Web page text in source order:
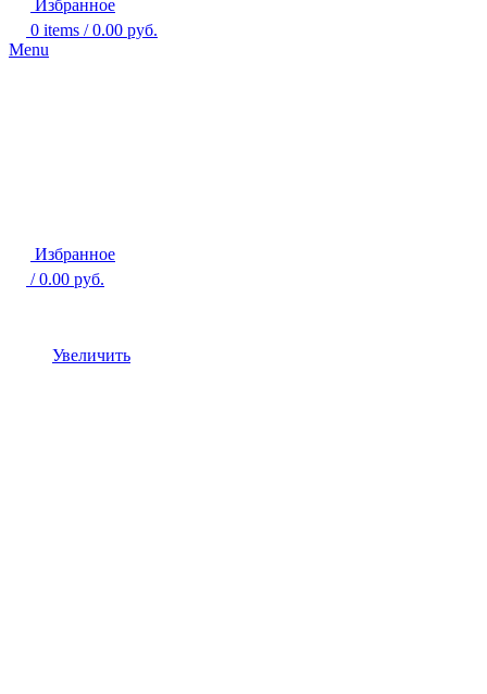
Избранное
0 items / 0.00 руб.
Menu
Избранное
/ 0.00 руб.
Увеличить